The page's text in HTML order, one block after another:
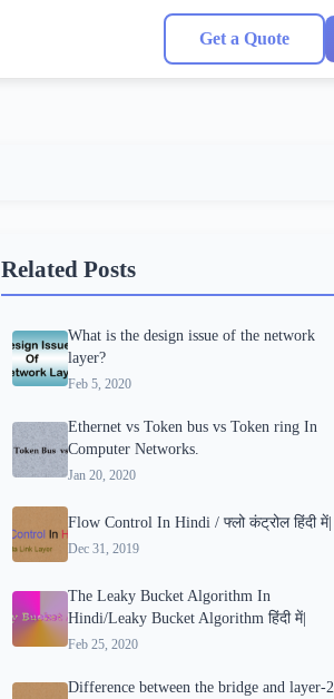
Get a Quote
Related Posts
What is the design issue of the network
layer?
Feb 5, 2020
Ethernet vs Token bus vs Token ring In
Computer Networks.
Jan 20, 2020
Flow Control In Hindi / फ्लो कंट्रोल हिंदी में|
Dec 31, 2019
The Leaky Bucket Algorithm In
Hindi/Leaky Bucket Algorithm हिंदी में|
Feb 25, 2020
Difference between the bridge and layer-2